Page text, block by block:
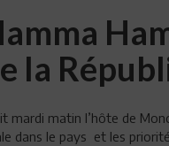
la
mardi matin l’hôte de
dans le pays et les